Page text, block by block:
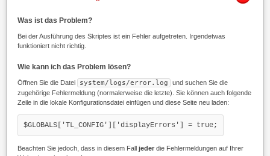
Was ist das Problem?
Bei der Ausführung des Skriptes ist ein Fehler aufgetreten. Irgendetwas
funktioniert nicht richtig.
Wie kann ich das Problem lösen?
Öffnen Sie die Datei system/logs/error.log
und suchen Sie die
zugehörige Fehlermeldung (normalerweise die letzte). Sie können auch folgende
Zeile in die lokale Konfigurationsdatei einfügen und diese Seite neu laden:
$GLOBALS['TL_CONFIG']['displayErrors'] = true;
Beachten Sie jedoch, dass in diesem Fall jeder die Fehlermeldungen auf Ihrer